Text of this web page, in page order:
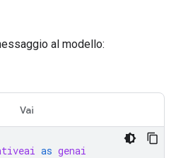
al modello:
Vai
as genai